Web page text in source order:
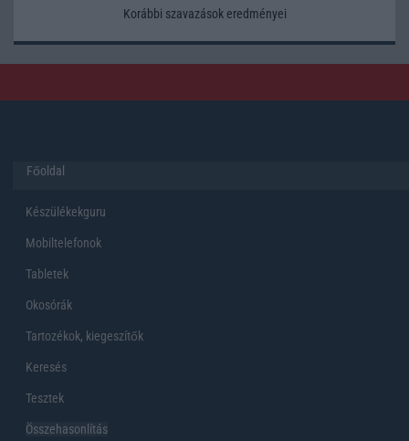
Korábbi szavazások eredményei
Főoldal
Készülékekguru
Mobiltelefonok
Tabletek
Okosórák
Tartozékok, kiegeszítők
Keresés
Tesztek
Összehasonlítás